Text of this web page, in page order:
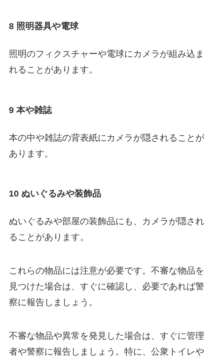
8 照明器具や電球
照明のフィクスチャーや電球にカメラが組み込ま
れることがあります。
9 本や雑誌
本の中や雑誌の背表紙にカメラが隠されることが
あります。
10 ぬいぐるみや装飾品
ぬいぐるみや部屋の装飾品にも、カメラが隠され
ることがあります。
これらの物品には注意が必要です。不審な物品を
見つけた場合は、すぐに確認し、必要であれば警
察に報告しましょう。
不審な物品や異常を発見した場合は、すぐに管理
者や警察に報告しましょう。特に、公衆トイレや